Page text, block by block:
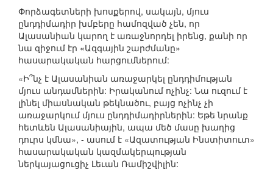
Փորձագետների խոսքերով, սակայն, մյուս
ընդդիմադիր խմբերը համոզված չեն, որ
Ալասանիան կարող է առաջնորդել իրենց, քանի որ
նա զիջում էր «Ազգային շարժմանը»
հասարակական հարցումներում:
«Ի՞նչ է Ալասանիան առաջարկել ընդդիմության
մյուս անդամներին: Իրականում ոչինչ: Նա ուզում է
լինել միասնական թեկնածու, բայց ոչինչ չի
առաջարկում մյուս ընդդիմադիրներին: Եթե նրանք
հետևեն Ալասանիային, ապա մեծ մասը խաղից
դուրս կմնա», - ասում է «Ազատության Ինստիտուտ»
հասարակական կազմակերպության
ներկայացուցիչ Լեւան Ռամիշվիլին: